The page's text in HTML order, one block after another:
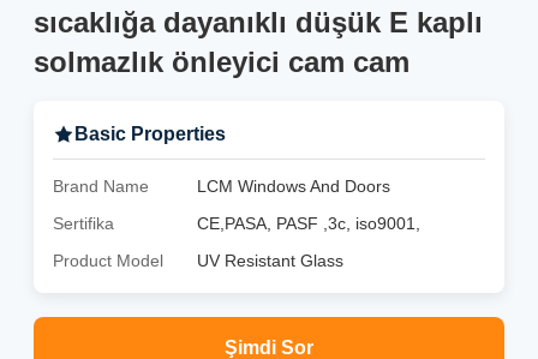
sıcaklığa dayanıklı düşük E kaplı
solmazlık önleyici cam cam
Basic Properties
Brand Name
LCM Windows And Doors
Sertifika
CE,PASA, PASF ,3c, iso9001,
Product Model
UV Resistant Glass
Şimdi Sor